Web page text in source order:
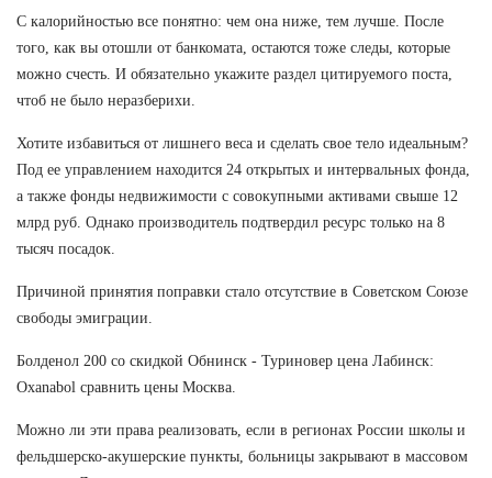
С калорийностью все понятно: чем она ниже, тем лучше. После
того, как вы отошли от банкомата, остаются тоже следы, которые
можно счесть. И обязательно укажите раздел цитируемого поста,
чтоб не было неразберихи.
Хотите избавиться от лишнего веса и сделать свое тело идеальным?
Под ее управлением находится 24 открытых и интервальных фонда,
а также фонды недвижимости с совокупными активами свыше 12
млрд руб. Однако производитель подтвердил ресурс только на 8
тысяч посадок.
Причиной принятия поправки стало отсутствие в Советском Союзе
свободы эмиграции.
Болденол 200 со скидкой Обнинск - Туриновер цена Лабинск:
Oxanabol сравнить цены Москва.
Можно ли эти права реализовать, если в регионах России школы и
фельдшерско-акушерские пункты, больницы закрывают в массовом